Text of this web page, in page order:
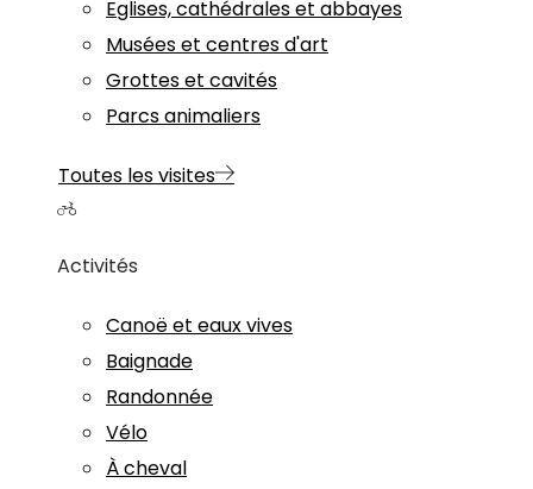
Eglises, cathédrales et abbayes
Musées et centres d'art
Grottes et cavités
Parcs animaliers
Toutes les visites
Activités
Canoë et eaux vives
Baignade
Randonnée
Vélo
À cheval